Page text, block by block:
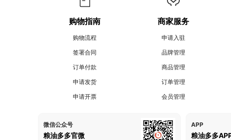
购物指南
购物流程
签署合同
订单付款
申请发货
申请开票
商家服务
申请入驻
品牌管理
商品管理
订单管理
会员管理
微信公众号
粮油多多官微
APP
粮油多多